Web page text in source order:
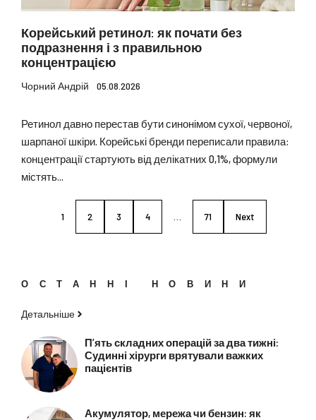
Корейський ретинол: як почати без
подразнення і з правильною
концентрацією
Чорний Андрій 05.08.2026
Ретинол давно перестав бути синонімом сухої, червоної,
шарпаної шкіри. Корейські бренди переписали правила:
концентрації стартують від делікатних 0,1%, формули
містять...
1 2 3 4 71 Next
ОСТАННІ НОВИНИ
Детальніше
П’ять складних операцій за два тижні:
Судинні хірурги врятували важких
пацієнтів
Акумулятор, мережа чи бензин: як